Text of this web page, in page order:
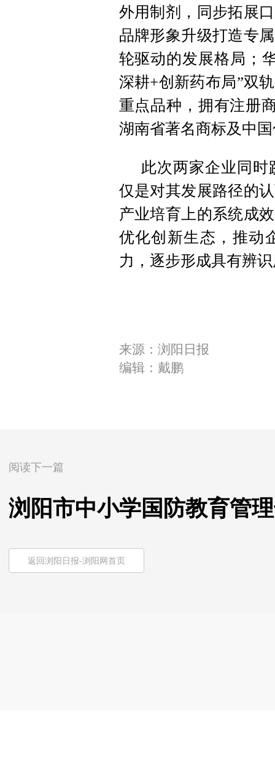
外用制剂，同步拓展
品牌形象升级打造专
轮驱动的发展格局；
深耕+创新药布局”双
重点品种，拥有注册
湖南省著名商标及中
此次两家企业同
仅是对其发展路径的
产业培育上的系统成
优化创新生态，推动
力，逐步形成具有辨
来源：浏阳日报
编辑：戴鹏
阅读下一篇
浏阳市中小学国防教育管
返回浏阳日报-浏阳网首页